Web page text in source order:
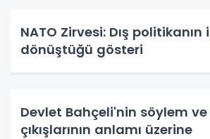
NATO Zirvesi: Dış
dönüştüğü gösteri
Devlet Bahçeli'nin söylem
çıkışlarının anlamı üzerine